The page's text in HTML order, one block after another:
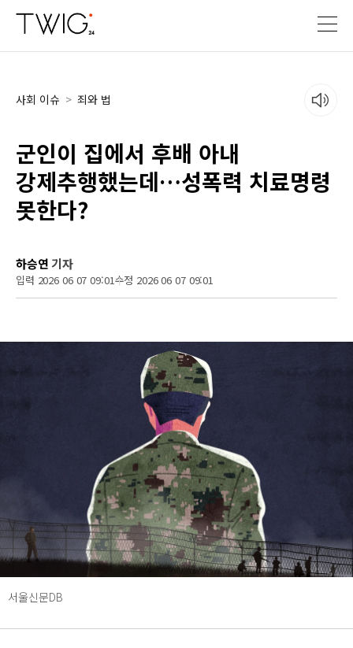
사회 이슈 > 죄와 법
군인이 집에서 후배 아내
강제추행했는데…성폭력 치료명령
못한다?
하승연기자
입력 2026 06 07 09:01수정 2026 06 07 09:01
서울신문DB